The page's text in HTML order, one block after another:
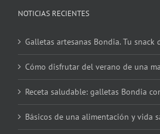
NOTICIAS RECIENTES
Galletas artesanas Bondia. Tu snack
Cómo disfrutar del verano de una
Receta saludable: galletas Bondia
Básicos de una alimentación y vida